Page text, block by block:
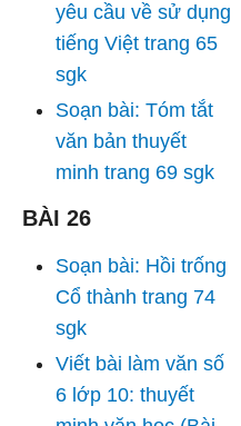
yêu cầu về sử dụng
tiếng Việt trang 65
sgk
Soạn bài: Tóm tắt
văn bản thuyết
minh trang 69 sgk
BÀI 26
Soạn bài: Hồi trống
Cổ thành trang 74
sgk
Viết bài làm văn số
6 lớp 10: thuyết